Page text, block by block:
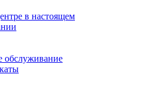
в настоящем
обслуживание